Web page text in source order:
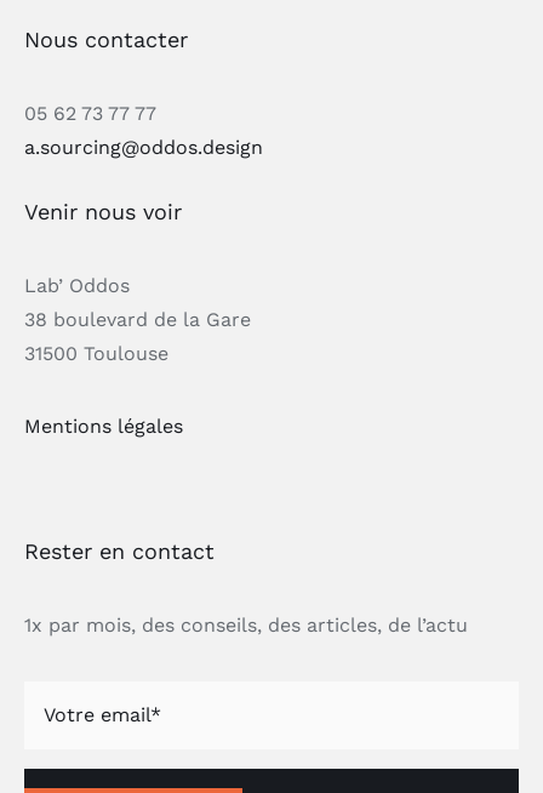
Nous contacter
05 62 73 77 77
a.sourcing@oddos.design
Venir nous voir
Lab’ Oddos
38 boulevard de la Gare
31500 Toulouse
Mentions légales
Rester en contact
1x par mois, des conseils, des articles, de l’actu